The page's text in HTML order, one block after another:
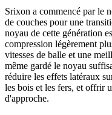
Srixon a commencé par le
de couches pour une
noyau de cette génération
compression légèrement
vitesses de balle et une
même gardé le noyau
réduire les effets latéraux
les bois et les fers, et offrir
d'approche.